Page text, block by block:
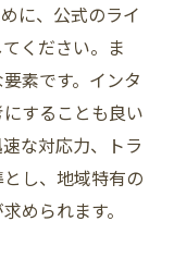
り
り
産管理
き注意点
識
に、公式のライ
ください。ま
素です。インタ
することも良い
な対応力、トラ
し、地域特有の
められます。